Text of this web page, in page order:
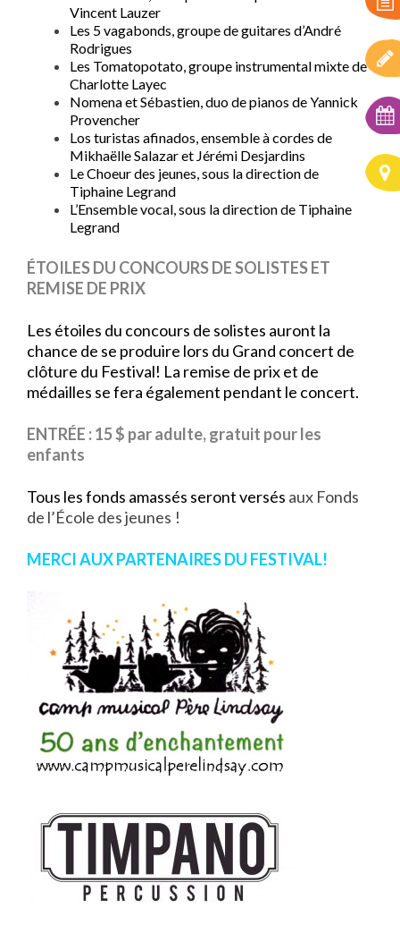
Vincent Lauzer
Les 5 vagabonds, groupe de guitares d’André
Rodrigues
Les Tomatopotato, groupe instrumental mixte de
Charlotte Layec
Nomena et Sébastien, duo de pianos de Yannick
Provencher
Los turistas afinados, ensemble à cordes de
Mikhaëlle Salazar et Jérémi Desjardins
Le Choeur des jeunes, sous la direction de
Tiphaine Legrand
L’Ensemble vocal, sous la direction de Tiphaine
Legrand
ÉTOILES DU CONCOURS DE SOLISTES ET
REMISE DE PRIX
Les étoiles du concours de solistes auront la
chance de se produire lors du Grand concert de
clôture du Festival! La remise de prix et de
médailles se fera également pendant le concert.
ENTRÉE :15 $ par adulte, gratuit pour les
enfants
Tous les fonds amassés seront versés aux Fonds
de l’École des jeunes !
MERCI AUX PARTENAIRES DU FESTIVAL!